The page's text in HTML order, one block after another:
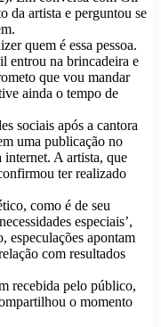
da artista e perguntou se
quem é essa pessoa.
entrou na brincadeira e
que vou mandar
ainda o tempo de
sociais após a cantora
uma publicação no
internet. A artista, que
ter realizado
como é de seu
especiais’,
especulações apontam
com resultados
recebida pelo público,
o momento